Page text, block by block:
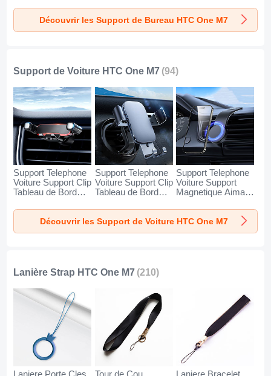
HTC One M7
HTC One M7 Blanc HTC One M7 Noir
Découvrir les Support de Bureau HTC One M7
Support de Voiture HTC One M7 (94)
Support Telephone
Voiture Support Clip
Tableau de Bord
HTC One M7 Noir
Support Telephone
Voiture Support Clip
Tableau de Bord
HTC One M7 Noir
Support Telephone
Voiture Support
Magnetique Aimant
Universel BS1 pour
HTC One M7 Noir
Découvrir les Support de Voiture HTC One M7
Lanière Strap HTC One M7 (210)